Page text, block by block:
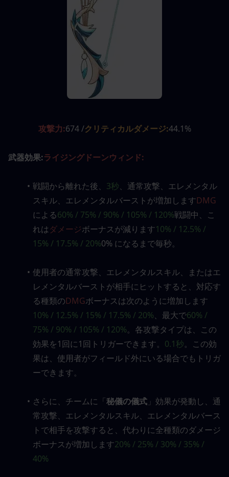
攻撃力:674 /クリティカルダメージ:44.1%
武器効果:ライジングドーンウィンド:
戦闘から離れた後、 3秒、通常攻撃、エレメンタル
スキル、エレメンタルバーストが増加しますDMG
による60% / 75% / 90% / 105% / 120%戦闘中、こ
れはダメージボーナスが減ります10% / 12.5% /
15% / 17.5% / 20%0% になるまで毎秒。
使用者の通常攻撃、エレメンタルスキル、またはエ
レメンタルバーストが相手にヒットすると、対応す
る種類のDMGボーナスは次のように増加します
10% / 12.5% / 15% / 17.5% / 20%、最大で60% /
75% / 90% / 105% / 120%。各攻撃タイプは、この
効果を1回に1回トリガーできます。 0.1秒。この効
果は、使用者がフィールド外にいる場合でもトリガ
ーできます。
さらに、チームに「秘儀の儀式」効果が発動し、通
常攻撃、エレメンタルスキル、エレメンタルバース
トで相手を攻撃すると、代わりに全種類のダメージ
ボーナスが増加します20% / 25% / 30% / 35% /
40%